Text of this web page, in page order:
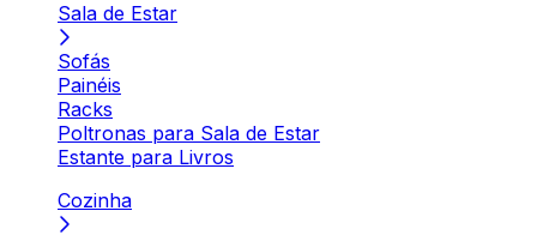
Sala de Estar
Sofás
Painéis
Racks
Poltronas para Sala de Estar
Estante para Livros
Cozinha